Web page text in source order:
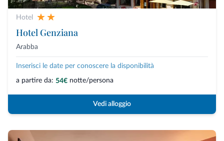
Hotel
Hotel Genziana
Arabba
Inserisci le date per conoscere la disponibilità
a partire da: 54€ notte/persona
Vedi alloggio